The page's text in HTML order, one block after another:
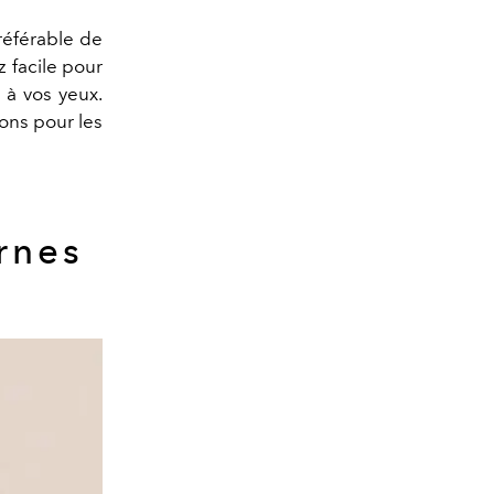
de
facile pour
vos yeux.
pour les